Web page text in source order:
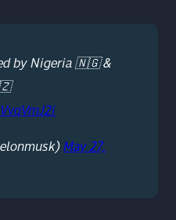
by Nigeria 🇳🇬 &
May 27,